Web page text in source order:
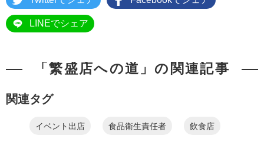
LINEでシェア
「繁盛店への道」の関連記事
関連タグ
イベント出店 食品衛生責任者 飲食店